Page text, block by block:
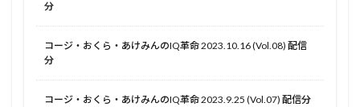
分
コージ・おくら・あけみんのIQ革命 2023.10.16 (Vol.08) 配信
分
コージ・おくら・あけみんのIQ革命 2023.9.25 (Vol.07) 配信分